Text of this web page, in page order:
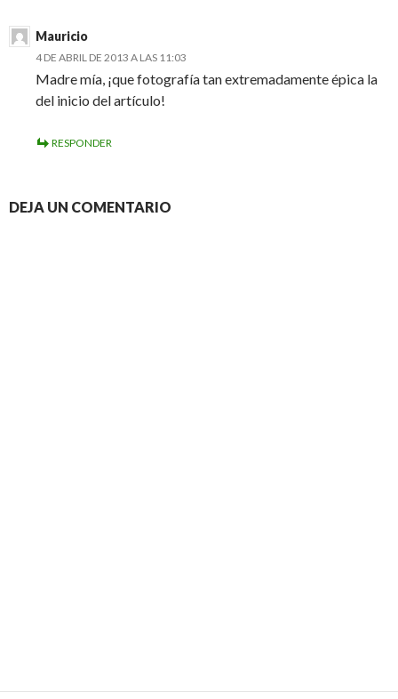
Mauricio
4 DE ABRIL DE 2013 A LAS 11:03
Madre mía, ¡que fotografía tan extremadamente épica la
del inicio del artículo!
RESPONDER
DEJA UN COMENTARIO